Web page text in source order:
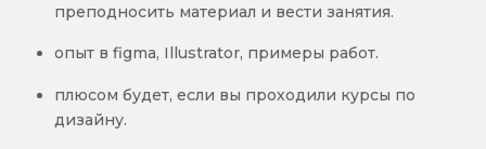
преподносить материал и вести занятия.
опыт в figma, Illustrator, примеры работ.
плюсом будет, если вы проходили курсы по
дизайну.